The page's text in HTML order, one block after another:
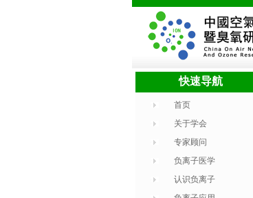
快速导航
首页
关于学会
专家顾问
负离子医学
认识负离子